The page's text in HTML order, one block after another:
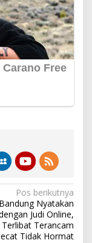
Pos berikutnya
Nyatakan
Judi Online,
Terlibat Terancam
Tidak Hormat